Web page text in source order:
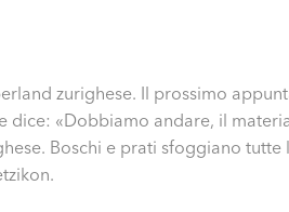
zurighese. Il prossimo
«Dobbiamo andare, il
Boschi e prati sfoggiano